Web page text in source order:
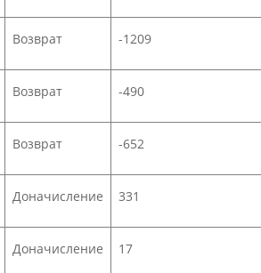
Возврат -1209
Возврат -490
Возврат -652
Доначисление 331
Доначисление 17